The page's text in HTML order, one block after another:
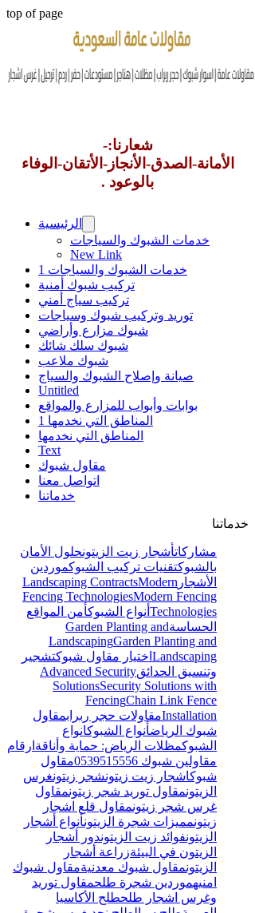
top of page
شعارنا:-
الأمانة-الصدق-الأنجاز-الأتقان-الوفاء
بالوعود .
الرئيسية
خدمات الشبوك والسياجات
New Link
خدمات الشبوك والسياجات 1
تركيب شبوك أمنية
تركيب سياج أمني
توريد وتركيب شبوك وسياجات
شبوك مزارع وأراضي
شبوك سلك شائك
شبوك ملاعب
صيانة وإصلاح الشبوك والسياج
Untitled
بوابات وأبواب للمزارع والمواقع
المناطق التي نخدمها 1
المناطق التي نخدمها
Text
مقاول شبوك
اتواصل معنا
خدماتنا
خدماتنا
مشاركاتأشجار زيت الزيتونحلول الأمان
بالشبوكتقنيات تركيب الشبوكموردين
الأشجار
Landscaping ContractsModern
Fencing TechnologiesModern Fencing
Technologies أنواع الشبوكأمن المواقع
الحساسةGarden Planting and
LandscapingGarden Planting and
Landscaping اختيار مقاول شبوكتشجير
وتنسيق الحدائقAdvanced Security
SolutionsSecurity Solutions with
FencingChain Link Fence
Installationمقاولات حجر ربرابمقاول
شبوك الرياضأنواع الشبوكانواع
الشبوكمظلات الرياض: حماية وأناقة ارقام
مقاولين شبوك 0539515556
مقاول
شبوكاشجار زيت زيتونشجر زيتونغرس
الزيتونمقاول توريد شجر زيتونمقاول
غرس شجر زيتونمقاول قلع اشجار
زيتونمميزات شجرة الزيتونأنواع أشجار
الزيتونفوائد زيت الزيتوندور أشجار
الزيتون في البيئةزراعة أشجار
الزيتونمقاول شبوك معدنيةمقاول شبوك
امنيهموردين شجرة طلحمقاول توريد
وغرس اشجار طلحطلح الأكاسيا